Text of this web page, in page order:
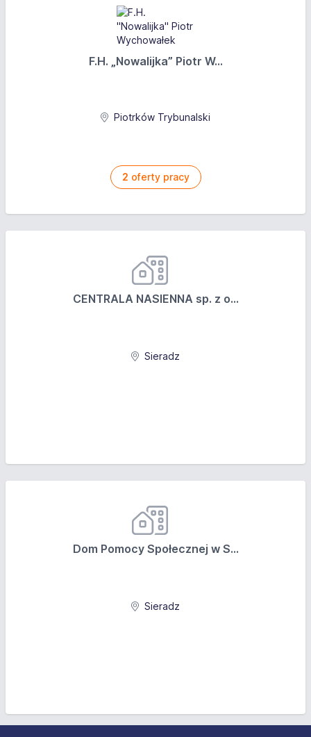
F.H. „Nowalijka” Piotr W...
Piotrków Trybunalski
2 oferty pracy
CENTRALA NASIENNA sp. z o...
Sieradz
Dom Pomocy Społecznej w S...
Sieradz